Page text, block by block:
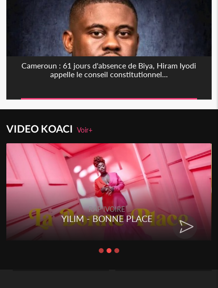
Cameroun : 61 jours d'absence de Biya, Hiram Iyodi
appelle le conseil constitutionnel...
VIDEO KOACIVoir+
RAP IVOIRE
YILIM - BONNE PLACE